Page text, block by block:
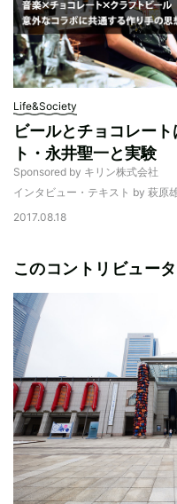
Life&Society
ビールとチョコレー
ト・永井聖一と実験
Sponsored by キリン株式会社
インタビュー・テキスト by 萩
2017.08.18
このコントリビュー